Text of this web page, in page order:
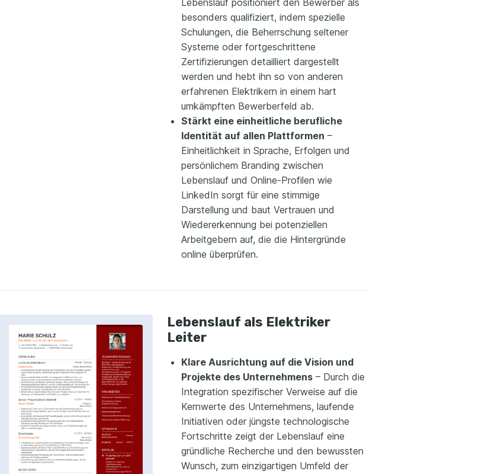
Lebenslauf positioniert den Bewerber als
besonders qualifiziert, indem spezielle
Schulungen, die Beherrschung seltener
Systeme oder fortgeschrittene
Zertifizierungen detailliert dargestellt
werden und hebt ihn so von anderen
erfahrenen Elektrikern in einem hart
umkämpften Bewerberfeld ab.
Stärkt eine einheitliche berufliche
Identität auf allen Plattformen –
Einheitlichkeit in Sprache, Erfolgen und
persönlichem Branding zwischen
Lebenslauf und Online-Profilen wie
LinkedIn sorgt für eine stimmige
Darstellung und baut Vertrauen und
Wiedererkennung bei potenziellen
Arbeitgebern auf, die die Hintergründe
online überprüfen.
Lebenslauf als Elektriker
Leiter
Klare Ausrichtung auf die Vision und
Projekte des Unternehmens – Durch die
Integration spezifischer Verweise auf die
Kernwerte des Unternehmens, laufende
Initiativen oder jüngste technologische
Fortschritte zeigt der Lebenslauf eine
gründliche Recherche und den bewussten
Wunsch, zum einzigartigen Umfeld der